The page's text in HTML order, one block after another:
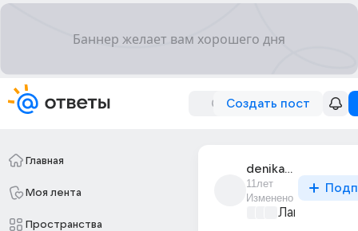
Создать пост
Главная
Моя лента
Пространства
denika_sky_1
11лет
Изменено
Лапки и